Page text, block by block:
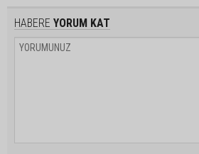
HABERE YORUM KAT